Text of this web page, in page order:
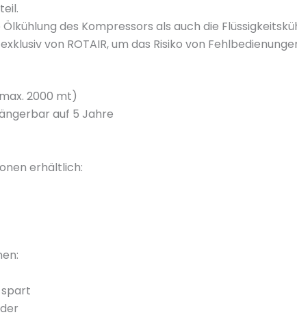
des Kompressors als auch die
exklusiv von ROTAIR, um das Risiko von
2000 mt)
auf 5 Jahre
erhältlich:
spart